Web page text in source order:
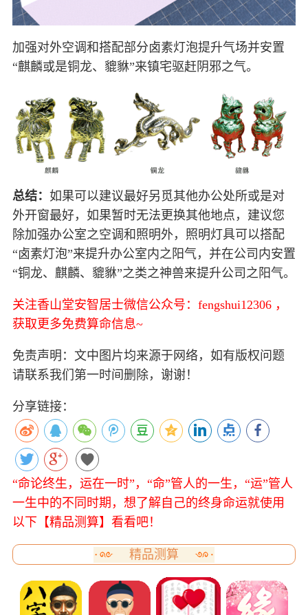
加强对外空调和搭配部分卤素灯泡提升气场并安置
“麒麟或是铜龙、貔貅”来镇宅驱赶阴邪之气。
总结： 如果可以建议最好另觅其他办公处所或是对
外开窗最好，如果暂时无法更换其他地点，建议您
除加强办公室之空调和照明外，照明灯具可以搭配
“卤素灯泡”来提升办公室内之阳气，并在公司内安置
“铜龙、麒麟、貔貅”之类之神兽来提升公司之阳气。
关注香山堂安智居士微信公众号：fengshui12306 ，
获取更多免费算命信息~
免责声明：文中图片均来源于网络，如有版权问题
请联系我们第一时间删除，谢谢！
分享链接：
“命论终生，运在一时”，“命”管人的一生，“运”管人
一生中的不同时期，想了解自己的终身命运就使用
以下【精品测算】看看吧！
精品测算